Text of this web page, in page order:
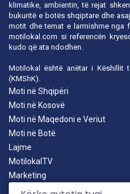
klimatike, ambientin, të rejat
bukuritë e botës shqiptare dhe
motit dhe temat e larmishme nga
motilokal.com si referencën
kudo që ata ndodhen.
Motilokal është anëtar i Këshillit
(KMShK).
Moti në Shqipëri
Moti në Kosovë
Moti në Maqedoni e Veriut
Moti në Botë
Lajme
MotilokalTV
Marketing